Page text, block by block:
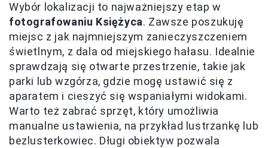
Wybór lokalizacji to najważniejszy etap w
fotografowaniu Księżyca. Zawsze poszukuję
miejsc z jak najmniejszym zanieczyszczeniem
świetlnym, z dala od miejskiego hałasu. Idealnie
sprawdzają się otwarte przestrzenie, takie jak
parki lub wzgórza, gdzie mogę ustawić się z
aparatem i cieszyć się wspaniałymi widokami.
Warto też zabrać sprzęt, który umożliwia
manualne ustawienia, na przykład lustrzankę lub
bezlusterkowiec. Długi obiektyw pozwala